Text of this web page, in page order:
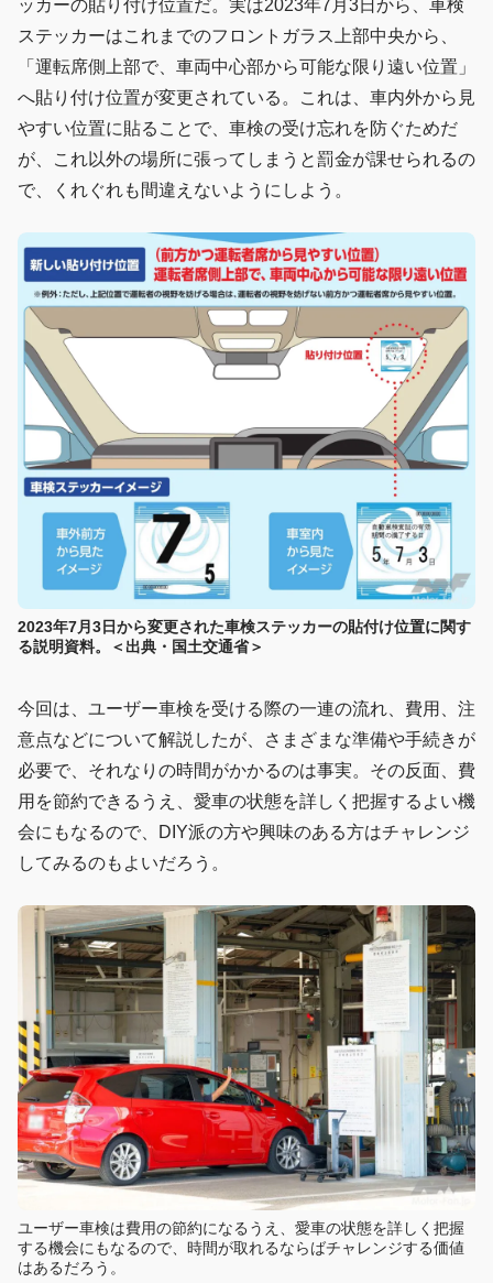
ッカーの貼り付け位置だ。実は2023年7月3日から、車検
ステッカーはこれまでのフロントガラス上部中央から、
「運転席側上部で、車両中心部から可能な限り遠い位置」
へ貼り付け位置が変更されている。これは、車内外から見
やすい位置に貼ることで、車検の受け忘れを防ぐためだ
が、これ以外の場所に張ってしまうと罰金が課せられるの
で、くれぐれも間違えないようにしよう。
2023年7月3日から変更された車検ステッカーの貼付け位置に関す
る説明資料。＜出典・国土交通省＞
今回は、ユーザー車検を受ける際の一連の流れ、費用、注
意点などについて解説したが、さまざまな準備や手続きが
必要で、それなりの時間がかかるのは事実。その反面、費
用を節約できるうえ、愛車の状態を詳しく把握するよい機
会にもなるので、DIY派の方や興味のある方はチャレンジ
してみるのもよいだろう。
ユーザー車検は費用の節約になるうえ、愛車の状態を詳しく把握
する機会にもなるので、時間が取れるならばチャレンジする価値
はあるだろう。